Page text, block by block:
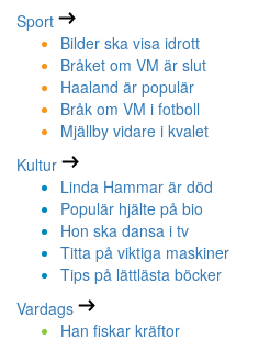
Sport
Bilder ska visa idrott
Bråket om VM är slut
Haaland är populär
Bråk om VM i fotboll
Mjällby vidare i kvalet
Kultur
Linda Hammar är död
Populär hjälte på bio
Hon ska dansa i tv
Titta på viktiga maskiner
Tips på lättlästa böcker
Vardags
Han fiskar kräftor